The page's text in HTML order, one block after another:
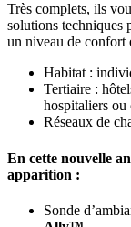
Très complets, ils
solutions techniques
un niveau de confort
Habitat :
Tertiaire :
hospitaliers ou
Réseaux de
En cette nouvelle
apparition :
Sonde